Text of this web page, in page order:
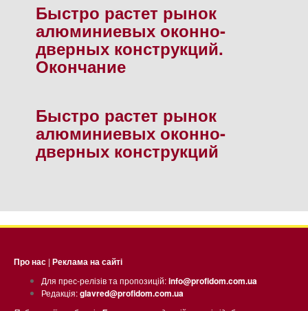
Быстро растет рынок
алюминиевых оконно-
дверных конструкций.
Окончание
Быстро растет рынок
алюминиевых оконно-
дверных конструкций
Про нас | Реклама на сайті
Для прес-релізів та пропозицій:info@profidom.com.ua
Редакція:glavred@profidom.com.ua